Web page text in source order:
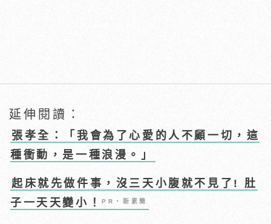
延伸閱讀：
張孝全：「我會為了心愛的人不顧一切，這
種衝動，是一種浪漫。」
起床就先做件事，沒三天小腹就不見了! 肚
子一天天變小！PR・新素簡